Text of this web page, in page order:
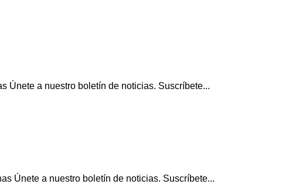
Únete a nuestro boletín de noticias. Suscríbete...
Únete a nuestro boletín de noticias. Suscríbete...